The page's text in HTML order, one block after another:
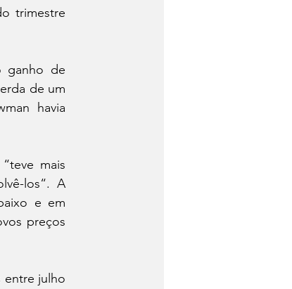
trimestre
ganho de
de um
havia
mais
los“. A
e em
preços
entre julho